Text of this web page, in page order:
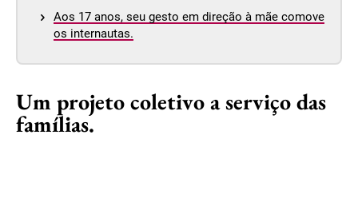
Aos 17 anos, seu gesto em direção à mãe comove
os internautas.
Um projeto coletivo a serviço das
famílias.